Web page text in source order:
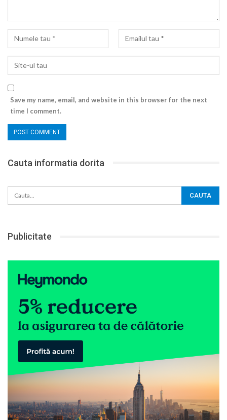
Save my name, email, and website in this browser for the next
time I comment.
Cauta informatia dorita
Publicitate